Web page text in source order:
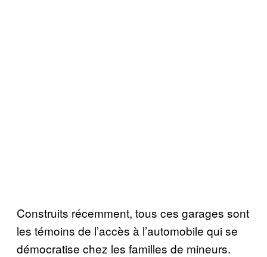
Construits récemment, tous ces garages sont
les témoins de l’accès à l’automobile qui se
démocratise chez les familles de mineurs.